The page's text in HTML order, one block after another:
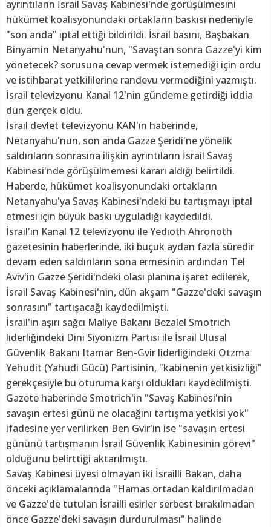
ayrıntıların İsrail Savaş Kabinesi'nde görüşülmesini
hükümet koalisyonundaki ortakların baskısı nedeniyle
"son anda" iptal ettiği bildirildi. İsrail basını, Başbakan
Binyamin Netanyahu'nun, "Savaştan sonra Gazze'yi kim
yönetecek? sorusuna cevap vermek istemediği için ordu
ve istihbarat yetkililerine randevu vermediğini yazmıştı.
İsrail televizyonu Kanal 12'nin gündeme getirdiği iddia
dün gerçek oldu.
İsrail devlet televizyonu KAN'ın haberinde,
Netanyahu'nun, son anda Gazze Şeridi'ne yönelik
saldırıların sonrasına ilişkin ayrıntıların İsrail Savaş
Kabinesi'nde görüşülmemesi kararı aldığı belirtildi.
Haberde, hükümet koalisyonundaki ortakların
Netanyahu'ya Savaş Kabinesi'ndeki bu tartışmayı iptal
etmesi için büyük baskı uyguladığı kaydedildi.
İsrail'in Kanal 12 televizyonu ile Yedioth Ahronoth
gazetesinin haberlerinde, iki buçuk aydan fazla süredir
devam eden saldırıların sona ermesinin ardından Tel
Aviv'in Gazze Şeridi'ndeki olası planına işaret edilerek,
İsrail Savaş Kabinesi'nin, dün akşam "Gazze'deki savaşın
sonrasını" tartışacağı kaydedilmişti.
İsrail'in aşırı sağcı Maliye Bakanı Bezalel Smotrich
liderliğindeki Dini Siyonizm Partisi ile İsrail Ulusal
Güvenlik Bakanı Itamar Ben-Gvir liderliğindeki Otzma
Yehudit (Yahudi Gücü) Partisinin, "kabinenin yetkisizliği"
gerekçesiyle bu oturuma karşı oldukları kaydedilmişti.
Gazete haberinde Smotrich'in "Savaş Kabinesi'nin
savaşın ertesi günü ne olacağını tartışma yetkisi yok"
ifadesine yer verilirken Ben Gvir'in ise "savaşın ertesi
gününü tartışmanın İsrail Güvenlik Kabinesinin görevi"
olduğunu belirttiği aktarılmıştı.
Savaş Kabinesi üyesi olmayan iki İsrailli Bakan, daha
önceki açıklamalarında "Hamas ortadan kaldırılmadan
ve Gazze'de tutulan İsrailli esirler serbest bırakılmadan
önce Gazze'deki savaşın durdurulması" halinde